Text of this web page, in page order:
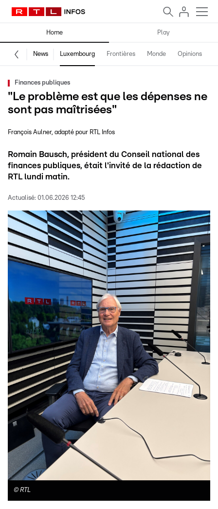
Home Play
News Luxembourg Frontières Monde Opinions
Finances publiques
"Le problème est que les dépenses ne
sont pas maîtrisées"
François Aulner adapté pour RTL Infos
Romain Bausch, président du Conseil national des
finances publiques, était l'invité de la rédaction de
RTL lundi matin.
Actualisé: 01.06.2026 12:45
© RTL